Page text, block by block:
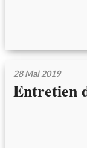
28 Mai 2019
Entretien